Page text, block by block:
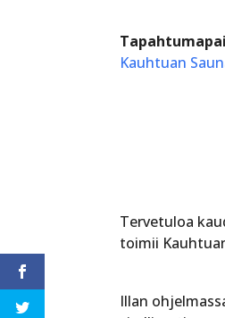
Kauhtuan
Tervetuloa
toimii
Illan